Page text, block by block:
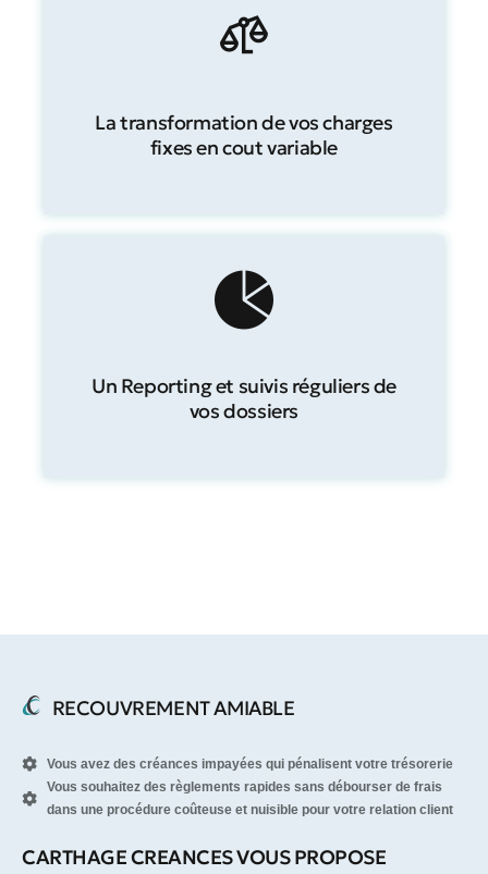
La transformation de vos charges
fixes en cout variable
Un Reporting et suivis réguliers de
vos dossiers
RECOUVREMENT AMIABLE
Vous avez des créances impayées qui pénalisent votre trésorerie
Vous souhaitez des règlements rapides sans débourser de frais
dans une procédure coûteuse et nuisible pour votre relation client
CARTHAGE CREANCES VOUS PROPOSE